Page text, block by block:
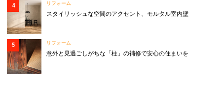
リフォーム
スタイリッシュな空間のアクセント、モルタル室内壁
リフォーム
意外と見過ごしがちな「柱」の補修で安心の住まいを